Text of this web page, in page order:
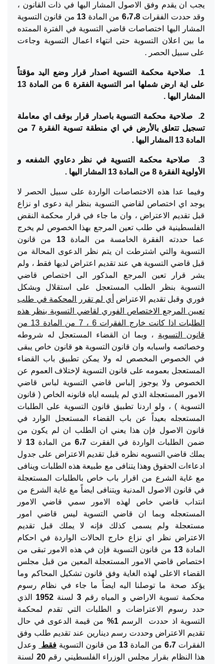
يجب ان يقدم وفق الاصول المشار اليها في ذات القانون ،
وقد حددت الفقرات6،7،8 من المادة 13 من قانون التسوية
المشار اليها اختصاصات قاضي التسوية في الفترة الممتده
ما بين اعلان التسوية حتى انتهاء اعمال التسوية وجاءت
على سبيل الحصر .
1. صلاحية محكمة التسوية اصدار قرار وضع اليد مؤقتاً
على اية ارض شملها امر التسوية الفقرة 6 من المادة 13
المشار اليها .
2. صلاحية محكمة التسوية باصدار قرار بوقف اي معاملة
تسجيل تتعلق بالأرض في اي منطقة تسوية الفقرة 7 من
المادة 13 المشار اليها .
3. صلاحية محكمة التسوية في نظر دعاوي الشفعه و
الأولوية الفقرة 8 من المادة 13 المشار اليها .
وفيما عدا هذه الاختصاصات الواردة على سبيل الحصر لا
يوجد اي اختصاص لقاضي التسوية بنظر اية دعوى او نزاع
قبل تقديم الاعتراض ، وان ما جاء في قرار محكمة النقض
الفلسطينية في طلب تعين المرجع بهذا الخصوص لم يخرج
عما حددته الفقرة الخامسة من المادة13 من قانون
التسوية والتي اشترطت ان يتم نظر الدعوى المحالة من
قبل قاضي التسوية هي عند تقديم اعتراض لديها فقط ، ولم
يشر قرار تعين المرجع المذكور الى اختصاص قاضي
التسوية بنظر الطلب المستعجل على استقلال وبشكل
فوري وقبل تقديم الاعتراض أي لم تقرر المحكمة في طلب
تعيين المرجع الاختصاص الفوري لقاضي التسوية بنظر هذه
الطلبات اذا كانت خارج الفقرات 6 ، 7 من المادة 13 من
قانون التسوية ، وبما ان القضاء المستعجل له شروطه
وخصائصه واسبابه وان قانون التسوية هو قانون خاص يبقى
في الخصوص المخصص له ولا يمكن تطبيق باب القضاء
المستعجل بعمومه على قانون التسوية لإختلاف العموم عن
الخصوص ولا يوجوز إلباس قاضي التسوية لباس قاضي
الامور المستعجلة الذي لم يلبسه اياه قانونه الخاص ( قانون
التسوية ) ، ولو اردنا تطبيق قانون التسوية على الطلبات
المستعجله بعيداً عن باب القضاء المستعجل الوارد في
قانون الاصول فإن هذا يعني ان الطلب ان لم يكون من
ضمن الطلبات الواردة في الفقرت 6،7من المادة13 لا
يملك قاضي التسويه نظره قبل تقديم الاعتراض على جدول
ادعاءات الحقوق وهذا يتنافى مع طبيعة هذه الطلبات وينافى
مع غاية الشرع من اقرار باب خاص بالطلبات المستعجلة
في قانون الاصول المدنية ويتنافى ايضاً مع غاية الشرع من
انتداب قاضي خاص لهذه الامور سمي قاضي الامور
المستعجله وبما ان قاضي التسوية ليس قاضي امور
مستعجلة ولم يسمى كذلك فإنه لا يملك قبل تقديم
الاعتراض نظر اي نزاع خارج الحالات الواردة في احكام
المادة 13 من قانون التسوية فإن في هذه الامور تبقى من
اختصاص قاضي الامور المستعجلة المعين من قبل مجلس
القضاء الاعلى لهذه الغاية وفق قانون تشكيل المحاكم وما
يؤكد صحة ما توصلنا اليه ايضاً ما جاء في نظام رسوم
محكمة تسوية الاراضي و المياه رقم3 لسنة1952 الذي
حدد رسوم الاعتراضات و الطلبات التي تقدم لمحكمة
التسوية اذ حددت الرسم1%
من قيمة الدعوى في حال
تقديم الاعتراض وحددت رسم دينارين عند تقديم طلب وفق
الفقرات 6،7من المادة 13 من قانون التسويةفقط
وعدل
هذا النظام بقرار مجلس الوزراء الفلسطيني رقم20 لسنة